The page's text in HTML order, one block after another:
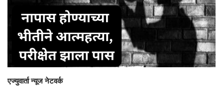
एज्युवार्ता न्यूज नेटवर्क